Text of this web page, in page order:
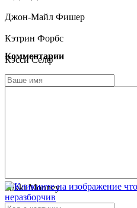
Джон-Майл Фишер
Кэтрин Форбс
Кэсси Селф
Элизабет Бэйт
Nikki Monney
Комментарии